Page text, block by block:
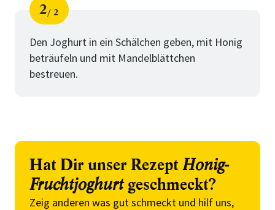
Schritt
2
von
2
Den Joghurt in ein Schälchen geben, mit Honig
beträufeln und mit Mandelblättchen
bestreuen.
Hat Dir unser Rezept Honig-
Fruchtjoghurtgeschmeckt?
Zeig anderen was gut schmeckt und hilf uns,